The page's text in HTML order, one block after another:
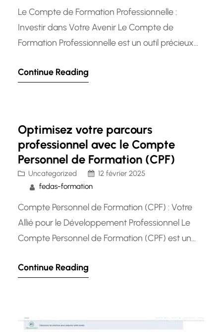
Le Compte de Formation Professionnelle :
Investir dans Votre Avenir Le Compte de
Formation Professionnelle est un outil précieux
leur développement professionnel et acquérir
programmes de…
Continue Reading
Optimisez votre parcours
professionnel avec le Compte
Personnel de Formation (CPF)
Uncategorized
12 février 2025
fedas-formation
Compte Personnel de Formation (CPF) : Votre
Allié pour le Développement Professionnel Le
Compte Personnel de Formation (CPF) est un
individu de se former tout au long de sa vie
qui peuvent être…
Continue Reading